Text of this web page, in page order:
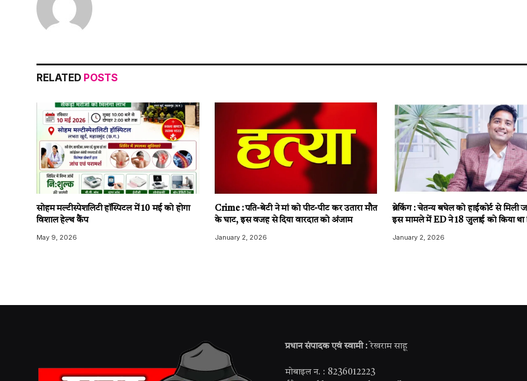
RELATED POSTS
सोहम मल्टीस्पेशलिटी हॉस्पिटल में 10 मई को होगा
विशाल हेल्थ कैंप
May 9, 2026
Crime : पति-बेटी ने मां को पीट-पीट कर उतारा मौत
के घाट, इस वजह से दिया वारदात को अंजाम
January 2, 2026
ब्रेकिंग : चेतन्य बघेल को हाईकोर्ट से मिली
इस मामले में ED ने 18 जुलाई को किया था
January 2, 2026
प्रधान संपादक एवं स्वामी : रेखराम साहू
मोबाइल न. : 8236012223